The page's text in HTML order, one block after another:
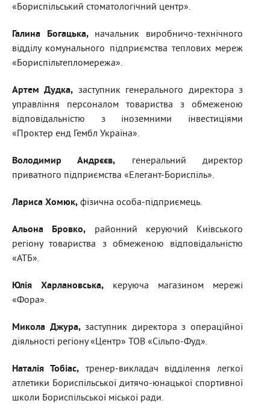
«Бориспільський стоматологічний центр».
Галина Богацька,начальник виробничо-технічного
відділу комунального підприємства теплових мереж
«Бориспільтепломережа».
Артем Дудка, заступник генерального директора з
управління персоналом товариства з обмеженою
відповідальністю з іноземними інвестиціями
«Проктер енд Гембл Україна».
Володимир Андрєєв, генеральний директор
приватного підприємства «Елегант-Бориспіль».
Лариса Хомюк, фізична особа-підприємець.
Альона Бровко, районний керуючий Київського
регіону товариства з обмеженою відповідальністю
«АТБ».
Юлія Харлановська, керуюча магазином мережі
«Фора».
Микола Джура,заступник директора з операційної
діяльності регіону «Центр» ТОВ «Сільпо-Фуд».
Наталія Тобіас,тренер-викладач відділення легкої
атлетики Бориспільської дитячо-юнацької спортивної
школи Бориспільської міської ради.